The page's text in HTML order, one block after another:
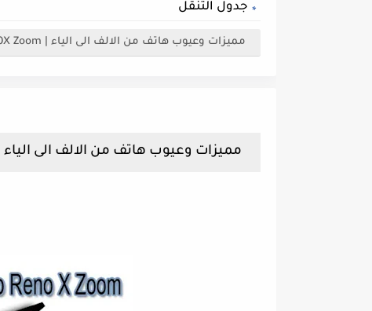
جدول التنقل
مميزات وعيوب هاتف من الالف الى الياء | Oppo Reno 10X Zoom
مميزات وعيوب هاتف من الالف الى الياء | Oppo Reno 10X Zoom